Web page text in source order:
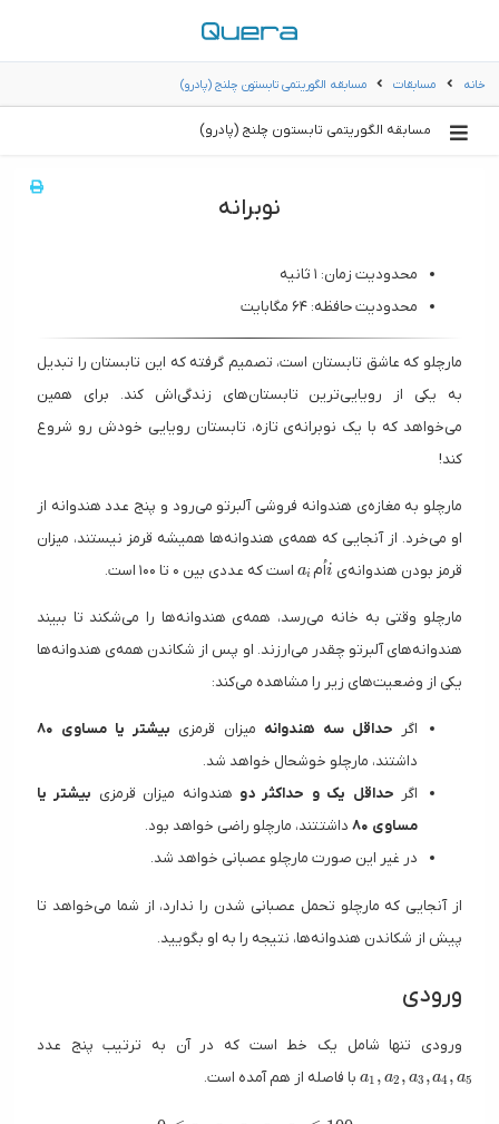
خانه مسابقات مسابقه الگوریتمی تابستون چلنج (پادرو)
مسابقه الگوریتمی تابستون چلنج (پادرو)
نوبرانه
محدودیت زمان: ۱ ثانیه
محدودیت حافظه: ۶۴ مگابایت
مارچلو که عاشق تابستان است، تصمیم گرفته که این تابستان را تبدیل
به یکی از رویایی‌ترین تابستان‌های زندگی‌اش کند. برای همین
می‌خواهد که با یک نوبرانه‌ی تازه، تابستان رویایی خودش رو شروع
کند!
مارچلو به مغازه‌ی هندوانه فروشی آلبرتو می‌رود و پنج عدد هندوانه از
او می‌خرد. از آنجایی که همه‌ی هندوانه‌ها همیشه قرمز نیستند، میزان
قرمز بودن هندوانه‌ی iاُم
a_i
ai است که عددی بین ۰ تا ۱۰۰ است.
مارچلو وقتی به خانه می‌رسد، همه‌ی هندوانه‌ها را می‌شکند تا ببیند
هندوانه‌های آلبرتو چقدر می‌ارزند. او پس از شکاندن همه‌ی هندوانه‌ها
یکی از وضعیت‌های زیر را مشاهده می‌کند:
اگر حداقل سه هندوانه میزان قرمزی بیشتر یا مساوی ۸۰
داشتند، مارچلو خوشحال خواهد شد.
اگر حداقل یک و حداکثر دو هندوانه میزان قرمزی بیشتر یا
مساوی ۸۰
داشتتند، مارچلو راضی خواهد بود.
در غیر این صورت مارچلو عصبانی خواهد شد.
از آنجایی که مارچلو تحمل عصبانی شدن را ندارد، از شما می‌خواهد تا
پیش از شکاندن هندوانه‌ها، نتیجه را به او بگویید.
ورودی
ورودی تنها شامل یک خط است که در آن به ترتیب پنج عدد
a_1,
a1 , a2 , a3 ,a4 , a5 با فاصله از هم آمده است.